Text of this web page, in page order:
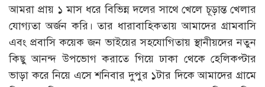
আমরা প্রায় ১ মাস ধরে বিভিন্ন দলের সাথে খেলে চূড়ান্ত খেলার
যোগ্যতা অর্জন করি। তার ধারাবাহিকতায় আমাদের গ্রামবাসি
এবং প্রবাসি কয়েক জন ভাইয়ের সহযোগিতায় স্থানীয়দের নতুন
কিছু আনন্দ উপভোগ করাতে গিয়ে ঢাকা থেকে হেলিকপ্টার
ভাড়া করে নিয়ে এসে শনিবার দুপুর ১টার দিকে আমাদের গ্রামে